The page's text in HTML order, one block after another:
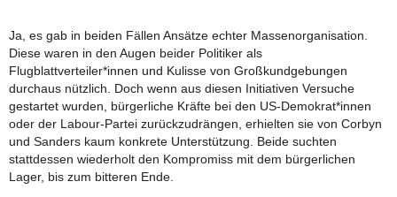
Ja, es gab in beiden Fällen Ansätze echter Massenorganisation.
Diese waren in den Augen beider Politiker als
Flugblattverteiler*innen und Kulisse von Großkundgebungen
durchaus nützlich. Doch wenn aus diesen Initiativen Versuche
gestartet wurden, bürgerliche Kräfte bei den US-Demokrat*innen
oder der Labour-Partei zurückzudrängen, erhielten sie von Corbyn
und Sanders kaum konkrete Unterstützung. Beide suchten
stattdessen wiederholt den Kompromiss mit dem bürgerlichen
Lager, bis zum bitteren Ende.